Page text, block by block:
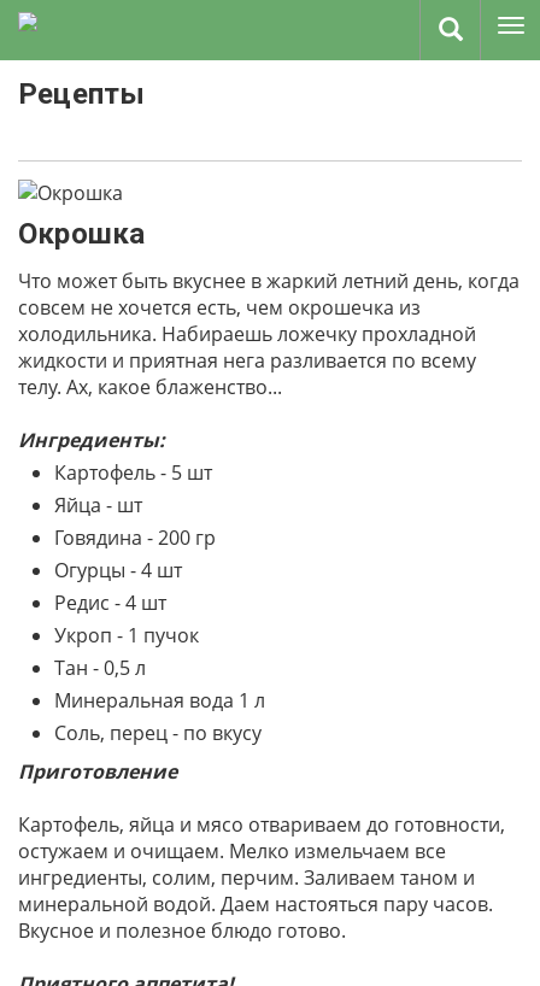
Рецепты
Окрошка
Что может быть вкуснее в жаркий летний день, когда
совсем не хочется есть, чем окрошечка из
холодильника. Набираешь ложечку прохладной
жидкости и приятная нега разливается по всему
телу. Ах, какое блаженство...
Ингредиенты:
Картофель - 5 шт
Яйца - шт
Говядина - 200 гр
Огурцы - 4 шт
Редис - 4 шт
Укроп - 1 пучок
Тан - 0,5 л
Минеральная вода 1 л
Соль, перец - по вкусу
Приготовление
Картофель, яйца и мясо отвариваем до готовности,
остужаем и очищаем. Мелко измельчаем все
ингредиенты, солим, перчим. Заливаем таном и
минеральной водой. Даем настояться пару часов.
Вкусное и полезное блюдо готово.